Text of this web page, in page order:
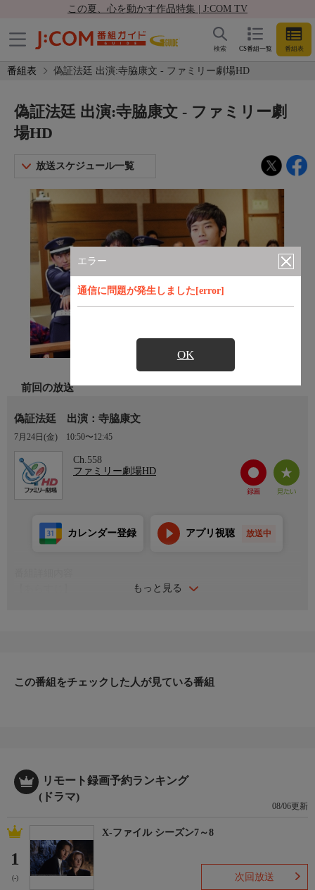
この夏、心を動かす作品特集 | J:COM TV
CS番組一覧 番組表
検索
番組表 偽証法廷 出演:寺脇康文 - ファミリー劇場HD
エラー
通信に問題が発生しました[error]
OK
偽証法廷 出演:寺脇康文 - ファミリー劇
場HD
放送スケジュール一覧
前回の放送
偽証法廷 出演：寺脇康文
7月24日(金) 10:50〜12:45
Ch.558
ファミリー劇場HD
もっと見る
カレンダー登録 アプリ視聴 放送中
場は事件の真相を探るが、自分が持ち去ってしまったネックレス
【出演】：寺脇康文、藤谷美紀、三浦貴大、嶋田久作、田中要
次、眞島秀和、東根作寿英、山中聡、松重豊
【サブタイトル】
【放送・製作】
2012年初放送
【話数】
-
この番組をチェックした人が見ている番組
リモート録画予約ランキング
(ドラマ)
08/06更新
1
(-)
X-ファイル シーズン7～8
次回放送